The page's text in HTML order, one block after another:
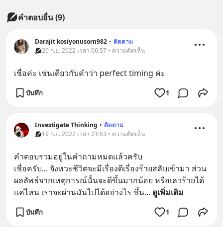
คำตอบอื่น(9)
Darajit kosiyonusorn982 • ติดตาม
20 ก.ย. 2022 เวลา 06:57 • ความคิดเห็น
เชื่อค่ะ เช่นเดียวกับคำว่า perfect timing ค่ะ
บันทึก 1
Investigate Thinking • ติดตาม
19 ก.ย. 2022 เวลา 21:53 • ความคิดเห็น
คำตอบรวมอยู่ในคำถามหมดแล้วครับ
เชื่อครับ... จังหวะชีวิตจะมีเรื่องดีเรื่องร้ายสลับเข้ามา ส่วน
ผลลัพธ์จากเหตุการณ์นั้นจะดีขึ้นมากน้อย หรือเลวร้ายได้
แค่ไหน เราจะผ่านมันไปได้อย่างไร ขึ้น... ดูเพิ่มเติม
บันทึก 1